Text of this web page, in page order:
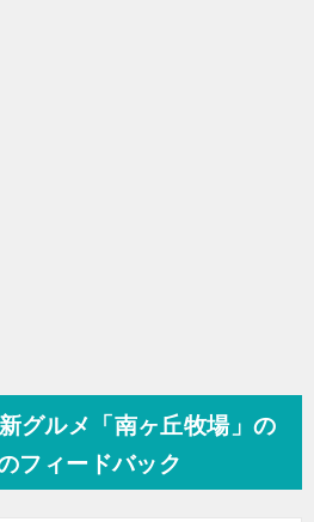
グルメ「南ヶ丘牧場」の
フィードバック